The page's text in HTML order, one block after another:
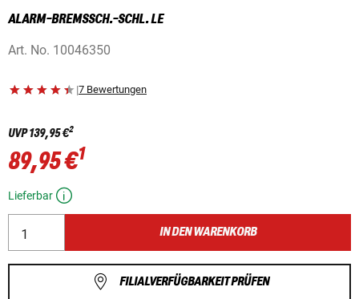
ALARM-BREMSSCH.-SCHL. LE
Art. No. 10046350
|7 Bewertungen
UVP139,95 €2
89,95 €1
Lieferbar
IN DEN WARENKORB
FILIALVERFÜGBARKEIT PRÜFEN